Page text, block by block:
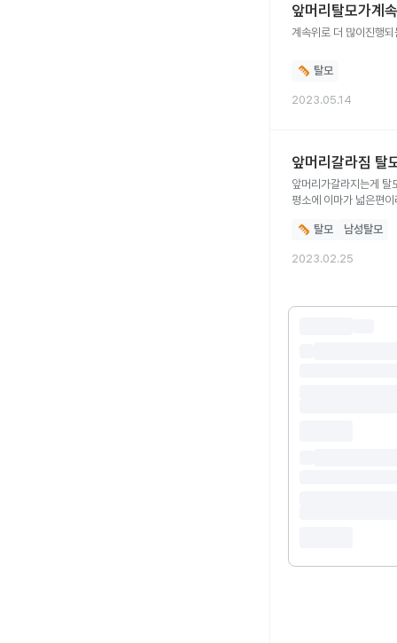
앞머리탈모가계
계속위로 더 많이진행
탈모
2023.05.14
앞머리갈라짐 탈
앞머리가갈라지는게 탈
평소에 이마가 넓은편
탈모 남성탈모
2023.02.25